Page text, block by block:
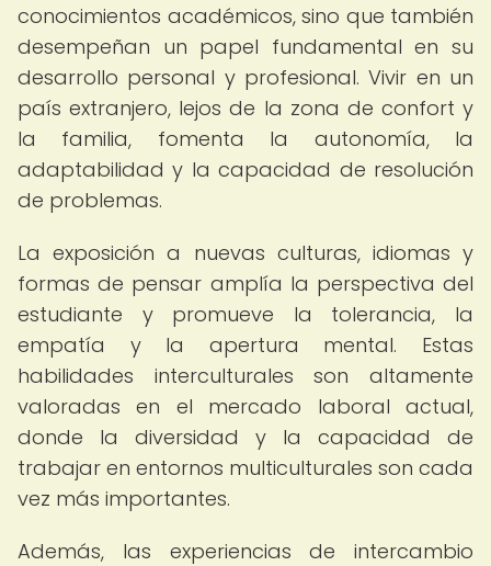
conocimientos académicos, sino que también
desempeñan un papel fundamental en su
desarrollo personal y profesional. Vivir en un
país extranjero, lejos de la zona de confort y
la familia, fomenta la autonomía, la
adaptabilidad y la capacidad de resolución
de problemas.
La exposición a nuevas culturas, idiomas y
formas de pensar amplía la perspectiva del
estudiante y promueve la tolerancia, la
empatía y la apertura mental. Estas
habilidades interculturales son altamente
valoradas en el mercado laboral actual,
donde la diversidad y la capacidad de
trabajar en entornos multiculturales son cada
vez más importantes.
Además, las experiencias de intercambio